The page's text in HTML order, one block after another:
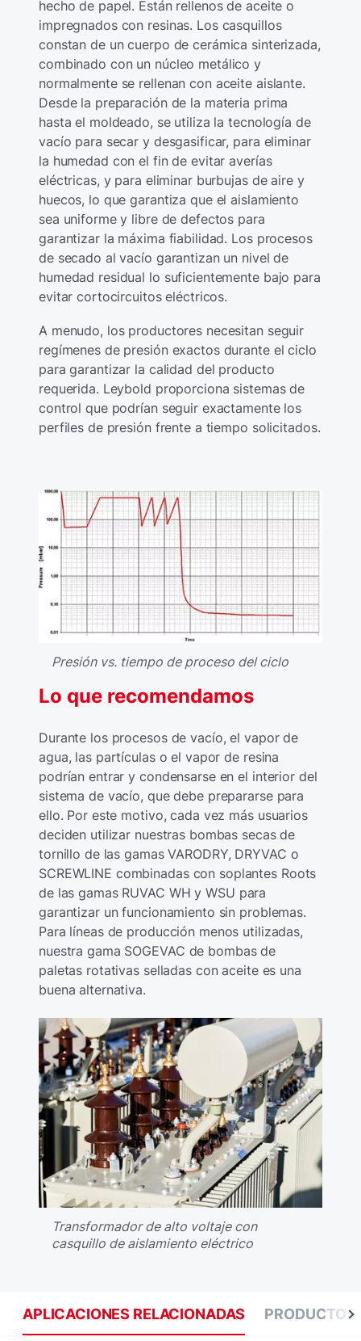
hecho de papel. Están rellenos de aceite o
impregnados con resinas. Los casquillos
constan de un cuerpo de cerámica sinterizada,
combinado con un núcleo metálico y
normalmente se rellenan con aceite aislante.
Desde la preparación de la materia prima
hasta el moldeado, se utiliza la tecnología de
vacío para secar y desgasificar, para eliminar
la humedad con el fin de evitar averías
eléctricas, y para eliminar burbujas de aire y
huecos, lo que garantiza que el aislamiento
sea uniforme y libre de defectos para
garantizar la máxima fiabilidad. Los procesos
de secado al vacío garantizan un nivel de
humedad residual lo suficientemente bajo para
evitar cortocircuitos eléctricos.
A menudo, los productores necesitan seguir
regímenes de presión exactos durante el ciclo
para garantizar la calidad del producto
requerida. Leybold proporciona sistemas de
control que podrían seguir exactamente los
perfiles de presión frente a tiempo solicitados.
Presión vs. tiempo de proceso del ciclo
Lo que recomendamos
Durante los procesos de vacío, el vapor de
agua, las partículas o el vapor de resina
podrían entrar y condensarse en el interior del
sistema de vacío, que debe prepararse para
ello. Por este motivo, cada vez más usuarios
deciden utilizar nuestras bombas secas de
tornillo de las gamas VARODRY, DRYVAC o
SCREWLINE combinadas con soplantes Roots
de las gamas RUVAC WH y WSU para
garantizar un funcionamiento sin problemas.
Para líneas de producción menos utilizadas,
nuestra gama SOGEVAC de bombas de
paletas rotativas selladas con aceite es una
buena alternativa.
Transformador de alto voltaje con
casquillo de aislamiento eléctrico
APLICACIONES RELACIONADAS PRODUCTOS